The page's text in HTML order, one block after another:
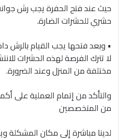
حيث عند فتح الحفرة يجب رش
حشري للحشرات الضارة.
• وبعد فتحها يجب القيام بالرش
لا تترك الفرصة لهذه الحشرات
مختلفة من المنزل وعند الضرورة.
والتأكد من إتمام العملية على
من المتخصصين
لدينا مباشرة إلى مكان المشكلة